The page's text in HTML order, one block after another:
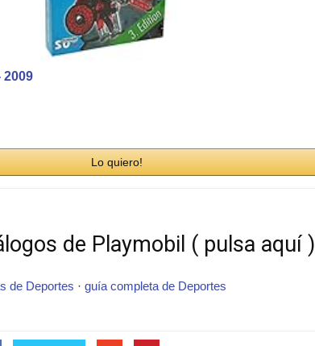
2009
Lo quiero!
de Playmobil ( pulsa aquí )
de Deportes · guía completa de Deportes